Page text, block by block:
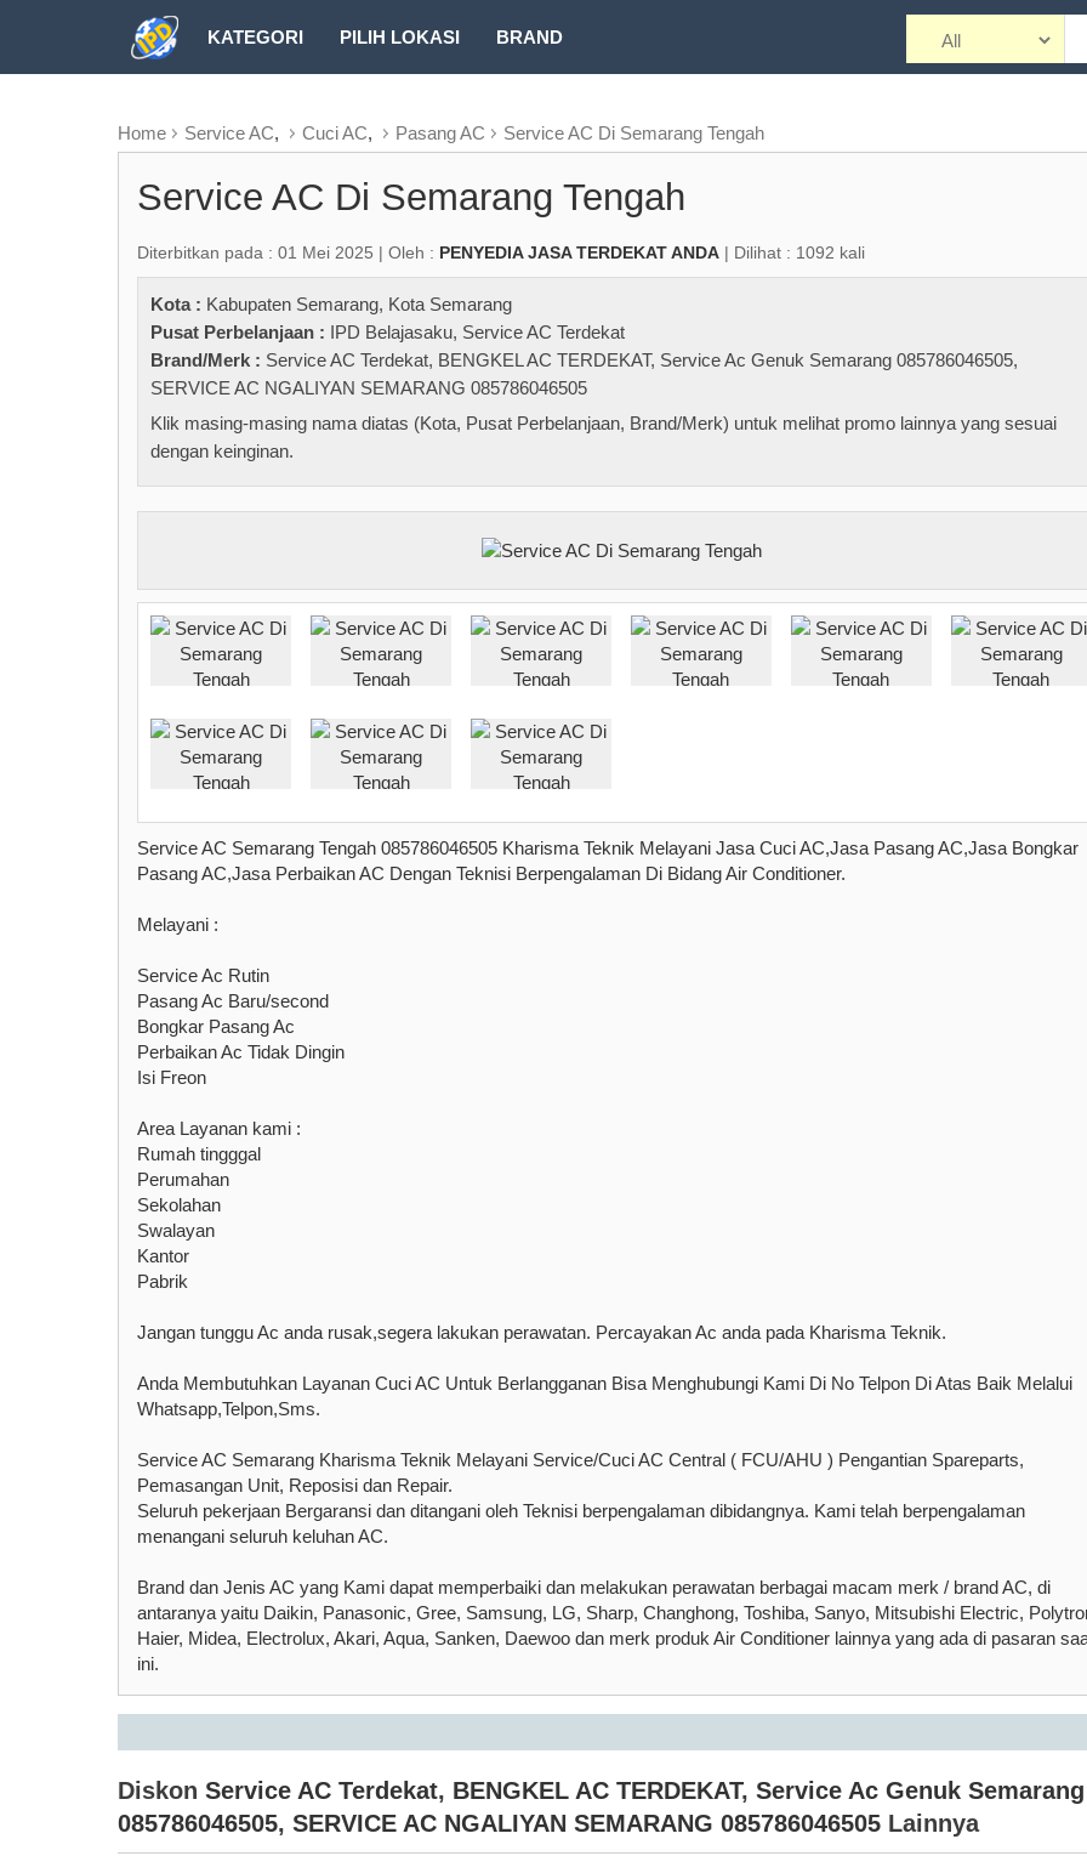
KATEGORI PILIH LOKASI BRAND
Home
Service AC, Cuci AC, Pasang AC Service AC Di Semarang Tengah
Service AC Di Semarang Tengah
Diterbitkan pada : 01 Mei 2025 | Oleh : PENYEDIA JASA TERDEKAT ANDA | Dilihat : 1092 kali
Kota : Kabupaten Semarang, Kota Semarang
Pusat Perbelanjaan : IPD Belajasaku, Service AC Terdekat
Brand/Merk : Service AC Terdekat, BENGKEL AC TERDEKAT, Service Ac Genuk Semarang 085786046505,
SERVICE AC NGALIYAN SEMARANG 085786046505
Klik masing-masing nama diatas (Kota, Pusat Perbelanjaan, Brand/Merk) untuk melihat promo lainnya yang sesuai
dengan keinginan.
Service AC Semarang Tengah 085786046505 Kharisma Teknik Melayani Jasa Cuci AC,Jasa Pasang AC,Jasa Bongkar
Pasang AC,Jasa Perbaikan AC Dengan Teknisi Berpengalaman Di Bidang Air Conditioner.
Melayani :
Service Ac Rutin
Pasang Ac Baru/second
Bongkar Pasang Ac
Perbaikan Ac Tidak Dingin
Isi Freon
Area Layanan kami :
Rumah tingggal
Perumahan
Sekolahan
Swalayan
Kantor
Pabrik
Jangan tunggu Ac anda rusak,segera lakukan perawatan. Percayakan Ac anda pada Kharisma Teknik.
Anda Membutuhkan Layanan Cuci AC Untuk Berlangganan Bisa Menghubungi Kami Di No Telpon Di Atas Baik Melalui
Whatsapp,Telpon,Sms.
Service AC Semarang Kharisma Teknik Melayani Service/Cuci AC Central ( FCU/AHU ) Pengantian Spareparts,
Pemasangan Unit, Reposisi dan Repair.
Seluruh pekerjaan Bergaransi dan ditangani oleh Teknisi berpengalaman dibidangnya. Kami telah berpengalaman
menangani seluruh keluhan AC.
Brand dan Jenis AC yang Kami dapat memperbaiki dan melakukan perawatan berbagai macam merk / brand AC, di
antaranya yaitu Daikin, Panasonic, Gree, Samsung, LG, Sharp, Changhong, Toshiba, Sanyo, Mitsubishi Electric,
Haier, Midea, Electrolux, Akari, Aqua, Sanken, Daewoo dan merk produk Air Conditioner lainnya yang ada di pasaran
ini.
Diskon Service AC Terdekat, BENGKEL AC TERDEKAT, Service Ac Genuk Semarang
085786046505, SERVICE AC NGALIYAN SEMARANG 085786046505 Lainnya